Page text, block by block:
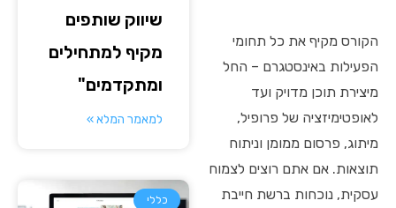
הקורס מקיף את כל תחומי
הפעילות באינסטגרם – החל
מיצירת תוכן מדויק ועד
לאופטימיזציה של פרופיל,
מיתוג, פרסום ממומן וניתוח
תוצאות. אם אתם רוצים לצמוח
עסקית, נוכחות ברשת חייבת
שיווק שותפים
מקיף למתחילים
ומתקדמים"
למאמר המלא »
כללי